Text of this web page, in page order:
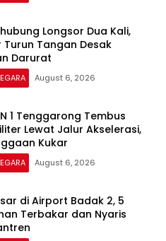
Longsor Dua Kali,
Turun Tangan Desak
Darurat
August 6, 2026
1 Tenggarong Tembus
Lewat Jalur Akselerasi,
Kukar
August 6, 2026
di Airport Badak 2, 5
Terbakar dan Nyaris